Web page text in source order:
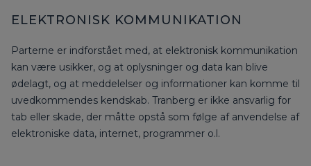
ELEKTRONISK KOMMUNIKATION
Parterne er indforstået med, at elektronisk kommunikation
kan være usikker, og at oplysninger og data kan blive
ødelagt, og at meddelelser og informationer kan komme til
uvedkommendes kendskab. Tranberg er ikke ansvarlig for
tab eller skade, der måtte opstå som følge af anvendelse af
elektroniske data, internet, programmer o.l.